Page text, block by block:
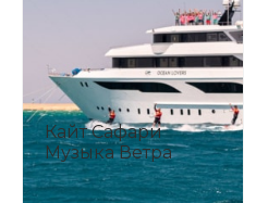
Кайт Сафари
Музыка Ветра